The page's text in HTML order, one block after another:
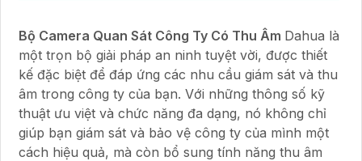
Bộ Camera Quan Sát Công Ty Có Thu Âm Dahua là
một trọn bộ giải pháp an ninh tuyệt vời, được thiết
kế đặc biệt để đáp ứng các nhu cầu giám sát và thu
âm trong công ty của bạn. Với những thông số kỹ
thuật ưu việt và chức năng đa dạng, nó không chỉ
giúp bạn giám sát và bảo vệ công ty của mình một
cách hiệu quả, mà còn bổ sung tính năng thu âm